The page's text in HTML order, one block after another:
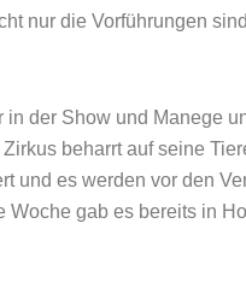
nur die Vorführungen
der Show und Manege
beharrt auf seine
und es werden vor den
gab es bereits in